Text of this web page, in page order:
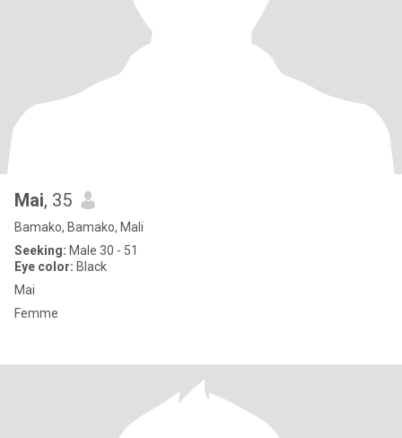
Mai, 35
Bamako, Bamako, Mali
Seeking: Male 30 - 51
Eye color: Black
Mai
Femme